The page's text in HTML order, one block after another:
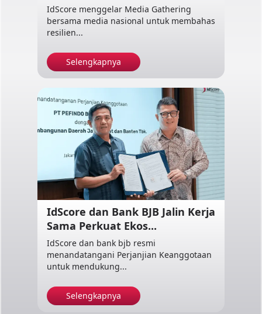
IdScore menggelar Media Gathering
bersama media nasional untuk membahas
resilien...
Selengkapnya
IdScore dan Bank BJB Jalin Kerja
Sama Perkuat Ekos...
IdScore dan bank bjb resmi
menandatangani Perjanjian Keanggotaan
untuk mendukung...
Selengkapnya